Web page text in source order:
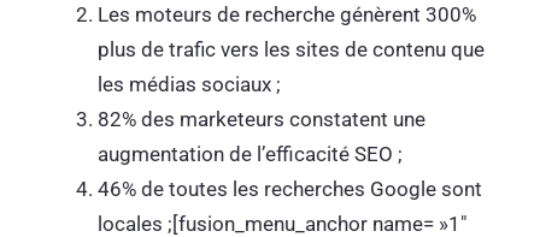
Les moteurs de recherche génèrent 300%
plus de trafic vers les sites de contenu que
les médias sociaux ;
82% des marketeurs constatent une
augmentation de l’efficacité SEO ;
46% de toutes les recherches Google sont
locales ;[fusion_menu_anchor name= »1″